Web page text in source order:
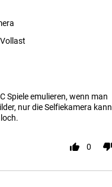
Spiele emulieren, wenn man
nur die Selfiekamera kann
0